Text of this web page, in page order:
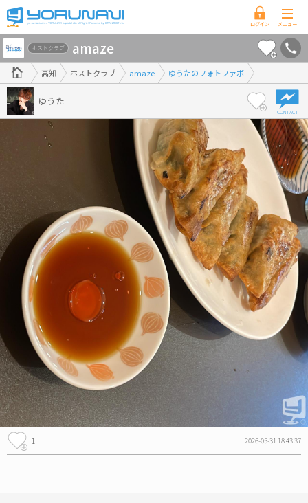
高
知
県
版
高知 ホストクラブ amaze ゆうたのフォトファボ
ホストクラブ amaze
ゆうた
1 2026-05-31 18:43:37